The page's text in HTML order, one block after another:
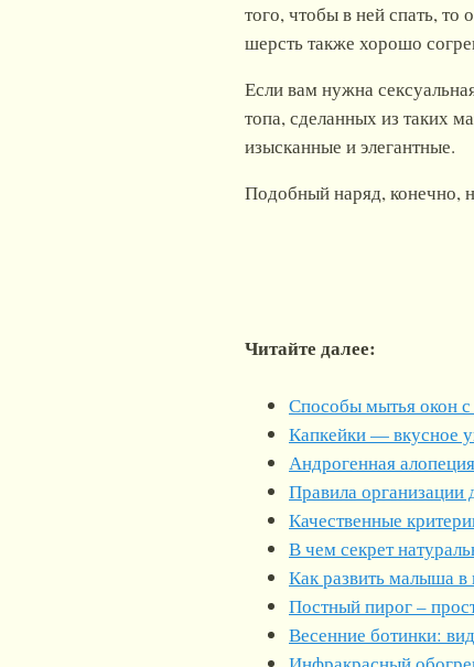
того, чтобы в ней спать,
шерсть также хорошо
Если вам нужна
топа, сделанных из таких
изысканные и элегантные.
Подобный наряд, конечно,
Читайте далее:
Способы мытья окон
Капкейки — вкусное
Андрогенная алопеция
Правила организации
Качественные
В чем секрет
Как развить малыша
Постный пирог –
Весенние ботинки: